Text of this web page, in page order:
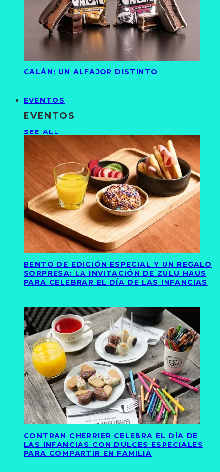
GALÁN: UN ALFAJOR DISTINTO
EVENTOS
EVENTOS
SEE ALL
BENTO DE EDICIÓN ESPECIAL Y UN REGALO
SORPRESA: LA INVITACIÓN DE ZULU HAUS
PARA CELEBRAR EL DÍA DE LAS INFANCIAS
GONTRAN CHERRIER CELEBRA EL DÍA DE
LAS INFANCIAS CON DULCES ESPECIALES
PARA COMPARTIR EN FAMILIA